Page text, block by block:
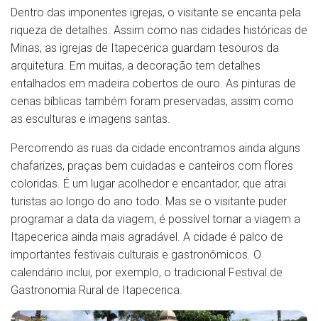
Dentro das imponentes igrejas, o visitante se encanta pela
riqueza de detalhes. Assim como nas cidades históricas de
Minas, as igrejas de Itapecerica guardam tesouros da
arquitetura. Em muitas, a decoração tem detalhes
entalhados em madeira cobertos de ouro. As pinturas de
cenas bíblicas também foram preservadas, assim como
as esculturas e imagens santas.
Percorrendo as ruas da cidade encontramos ainda alguns
chafarizes, praças bem cuidadas e canteiros com flores
coloridas. É um lugar acolhedor e encantador, que atrai
turistas ao longo do ano todo. Mas se o visitante puder
programar a data da viagem, é possível tornar a viagem a
Itapecerica ainda mais agradável. A cidade é palco de
importantes festivais culturais e gastronômicos. O
calendário inclui, por exemplo, o tradicional Festival de
Gastronomia Rural de Itapecerica.